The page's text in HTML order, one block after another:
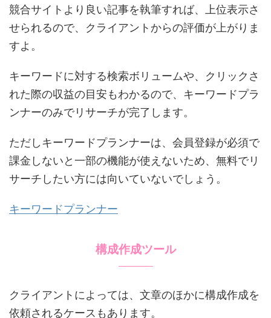
競合サイトより良い記事を執筆すれば、上位表示さ
せられるので、クライアントからの評価が上がりま
すよ。
キーワードに対する検索ボリュームや、クリックさ
れた際の収益の目安もわかるので、キーワードプラ
ンナーのみでリサーチが完了します。
ただしキーワードプランナーは、会員登録が必須で
課金しないと一部の機能が使えないため、無料でリ
サーチしたい方には向いていないでしょう。
キーワードプランナー
構成作成ツール
クライアントによっては、文章のほかに構成作成を
依頼されるケースもあります。